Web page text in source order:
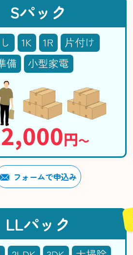
Sパック
1K 1R
片付け
備
小型家電
円〜
フォームで申込み
LLパック